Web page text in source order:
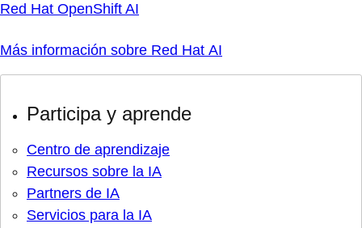
Red Hat OpenShift AI
Más información sobre Red Hat AI
Participa y aprende
Centro de aprendizaje
Recursos sobre la IA
Partners de IA
Servicios para la IA